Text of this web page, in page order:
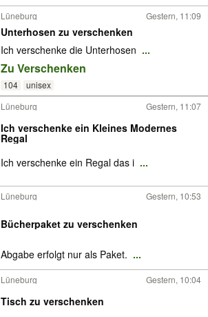
Lüneburg Gestern, 11:09
Unterhosen zu verschenken
Ich verschenke die Unterhosen ...
Zu Verschenken
104 unisex
Lüneburg Gestern, 11:07
Ich verschenke ein Kleines Modernes
Regal
Ich verschenke ein Regal das i ...
Lüneburg Gestern, 10:53
Bücherpaket zu verschenken
Abgabe erfolgt nur als Paket. ...
Lüneburg Gestern, 10:04
Tisch zu verschenken